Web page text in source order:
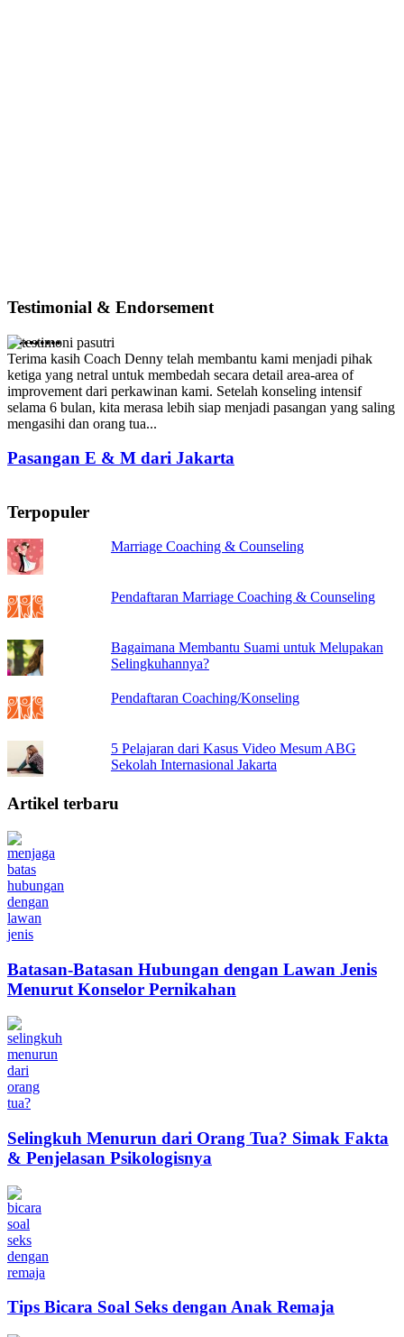
Testimonial & Endorsement
••••••••••
Terima kasih Coach Denny telah membantu kami menjadi pihak
ketiga yang netral untuk membedah secara detail area-area of
improvement dari perkawinan kami. Setelah konseling intensif
selama 6 bulan, kita merasa lebih siap menjadi pasangan yang saling
mengasihi dan orang tua...
Pasangan E & M dari Jakarta
Terpopuler
Marriage Coaching & Counseling
Pendaftaran Marriage Coaching & Counseling
Bagaimana Membantu Suami untuk Melupakan
Selingkuhannya?
Pendaftaran Coaching/Konseling
5 Pelajaran dari Kasus Video Mesum ABG
Sekolah Internasional Jakarta
Artikel terbaru
Batasan-Batasan Hubungan dengan Lawan Jenis
Menurut Konselor Pernikahan
Selingkuh Menurun dari Orang Tua? Simak Fakta
& Penjelasan Psikologisnya
Tips Bicara Soal Seks dengan Anak Remaja